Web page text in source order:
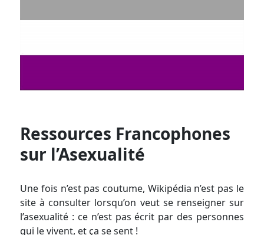
Ressources Francophones
sur l’Asexualité
Une fois n’est pas coutume, Wikipédia n’est pas le
site à consulter lorsqu’on veut se renseigner sur
l’asexualité : ce n’est pas écrit par des personnes
qui le vivent, et ça se sent !